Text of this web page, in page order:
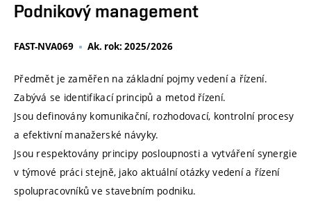
Podnikový management
FAST-NVA069 Ak. rok: 2025/2026
Předmět je zaměřen na základní pojmy vedení a řízení.
Zabývá se identifikací principů a metod řízení.
Jsou definovány komunikační, rozhodovací, kontrolní procesy
a efektivní manažerské návyky.
Jsou respektovány principy posloupnosti a vytváření synergie
v týmové práci stejně, jako aktuální otázky vedení a řízení
spolupracovníků ve stavebním podniku.